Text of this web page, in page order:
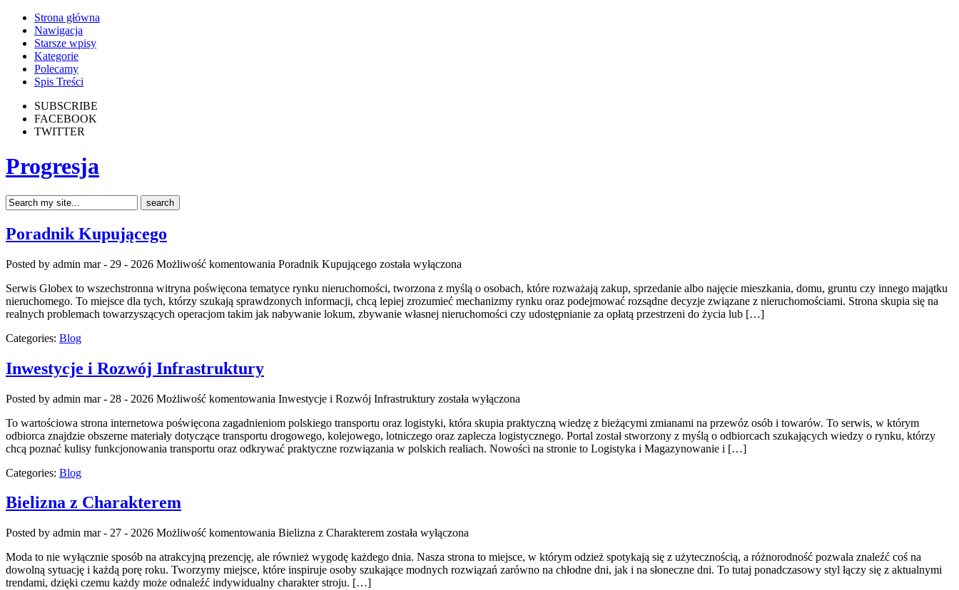
Strona główna
Nawigacja
Starsze wpisy
Kategorie
Polecamy
Spis Treści
SUBSCRIBE
FACEBOOK
TWITTER
Progresja
Poradnik Kupującego
Posted by admin mar - 29 - 2026 Możliwość komentowania Poradnik Kupującego została wyłączona
Serwis Globex to wszechstronna witryna poświęcona tematyce rynku nieruchomości, tworzona z myślą o osobach, które rozważają zakup, sprzedanie albo najęcie mieszkania, domu, gruntu czy innego majątku
nieruchomego. To miejsce dla tych, którzy szukają sprawdzonych informacji, chcą lepiej zrozumieć mechanizmy rynku oraz podejmować rozsądne decyzje związane z nieruchomościami. Strona skupia się na
realnych problemach towarzyszących operacjom takim jak nabywanie lokum, zbywanie własnej nieruchomości czy udostępnianie za opłatą przestrzeni do życia lub […]
Categories: Blog
Inwestycje i Rozwój Infrastruktury
Posted by admin mar - 28 - 2026 Możliwość komentowania Inwestycje i Rozwój Infrastruktury została wyłączona
To wartościowa strona internetowa poświęcona zagadnieniom polskiego transportu oraz logistyki, która skupia praktyczną wiedzę z bieżącymi zmianami na przewóz osób i towarów. To serwis, w którym
odbiorca znajdzie obszerne materiały dotyczące transportu drogowego, kolejowego, lotniczego oraz zaplecza logistycznego. Portal został stworzony z myślą o odbiorcach szukających wiedzy o rynku, którzy
chcą poznać kulisy funkcjonowania transportu oraz odkrywać praktyczne rozwiązania w polskich realiach. Nowości na stronie to Logistyka i Magazynowanie i […]
Categories: Blog
Bielizna z Charakterem
Posted by admin mar - 27 - 2026 Możliwość komentowania Bielizna z Charakterem została wyłączona
Moda to nie wyłącznie sposób na atrakcyjną prezencję, ale również wygodę każdego dnia. Nasza strona to miejsce, w którym odzież spotykają się z użytecznością, a różnorodność pozwala znaleźć coś na
dowolną sytuację i każdą porę roku. Tworzymy miejsce, które inspiruje osoby szukające modnych rozwiązań zarówno na chłodne dni, jak i na słoneczne dni. To tutaj ponadczasowy styl łączy się z aktualnymi
trendami, dzięki czemu każdy może odnaleźć indywidualny charakter stroju. […]